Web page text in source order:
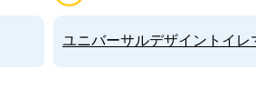
ユニバーサルデザイントイレ